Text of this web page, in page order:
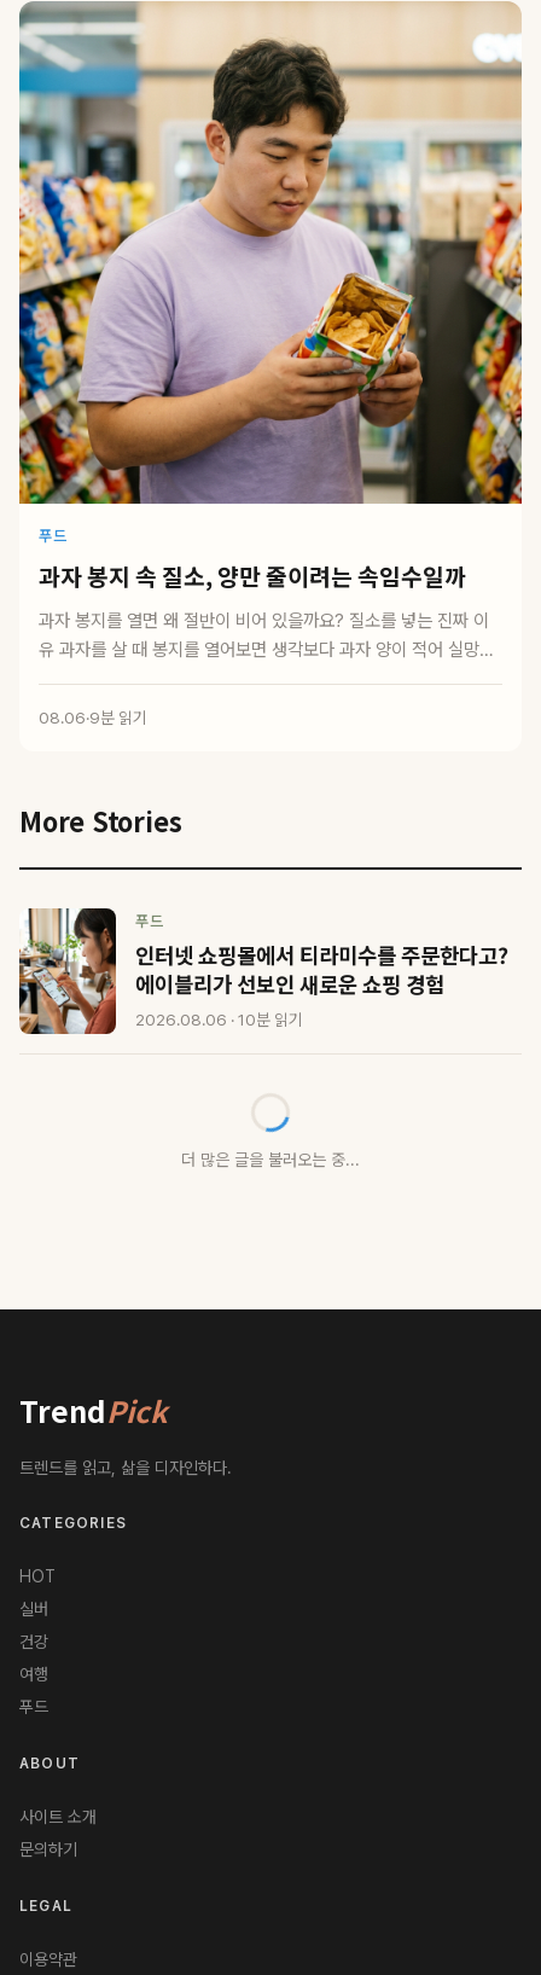
푸드
과자 봉지 속 질소, 양만 줄이려는 속임수일까
과자 봉지를 열면 왜 절반이 비어 있을까요? 질소를 넣는 진짜 이
유 과자를 살 때 봉지를 열어보면 생각보다 과자 양이 적어 실망한
경험이 있으실...
08.06·9분 읽기
More Stories
푸드
인터넷 쇼핑몰에서 티라미수를 주문한다고?
에이블리가 선보인 새로운 쇼핑 경험
2026.08.06 · 10분 읽기
더 많은 글을 불러오는 중...
TrendPick
트렌드를 읽고, 삶을 디자인하다.
CATEGORIES
HOT
실버
건강
여행
푸드
ABOUT
사이트 소개
문의하기
LEGAL
이용약관